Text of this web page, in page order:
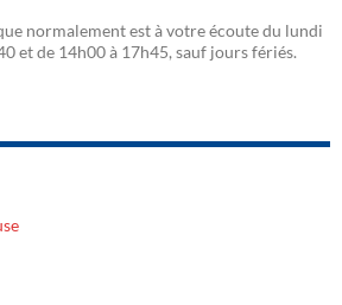
normalement est à votre écoute du lundi
et de 14h00 à 17h45, sauf jours fériés.